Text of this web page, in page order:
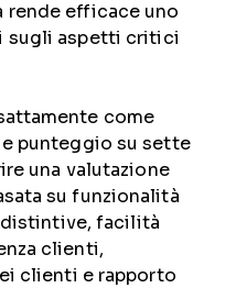
rende efficace uno
sugli aspetti critici
come
punteggio su sette
una valutazione
su funzionalità
facilità
clienti,
clienti e rapporto